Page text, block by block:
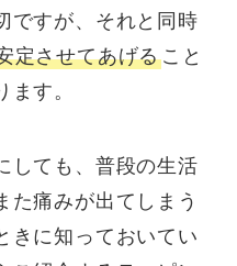
ですが、それと同時
定させてあげること
す。
しても、普段の生活
た痛みが出てしまう
きに知っておいてい